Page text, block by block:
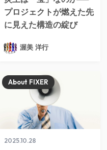
プロジェクトが燃えた先
に見えた構造の綻び
渥美 洋行
2025.10.28
About FIXER